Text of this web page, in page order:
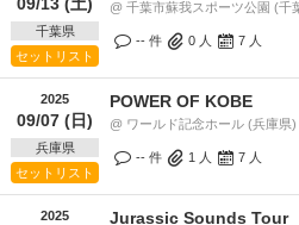
千葉県
セットリスト
@ 千葉市蘇我スポーツ公園 (千
-- 件 0 人 7 人
2025
09/07 (日)
兵庫県
セットリスト
POWER OF KOBE
@ ワールド記念ホール (兵庫県)
-- 件 1 人 7 人
2025 Jurassic Sounds Tour